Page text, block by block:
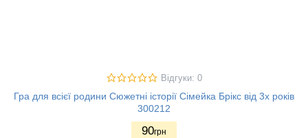
Відгуки: 0
Гра для всієї родини Сюжетні історії Сімейка Брікс від 3х років
300212
90грн